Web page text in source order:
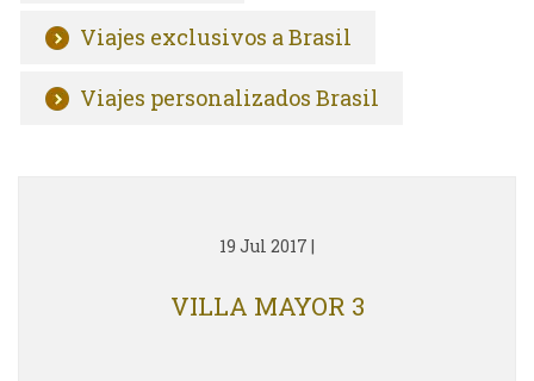
Viajes exclusivos a Brasil
Viajes personalizados Brasil
19 Jul 2017 |
VILLA MAYOR 3